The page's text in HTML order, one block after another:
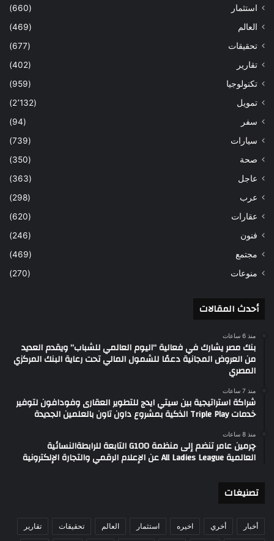
استثمار
(660)
العالم
(469)
تحقيقات
(677)
تقارير
(402)
تكنولوجيا
(959)
تمويل
(2٬132)
سفر
(94)
سيارات
(739)
صحة
(350)
عاجل
(363)
عرب
(298)
عقارات
(620)
فنون
(246)
مجتمع
(469)
منوعات
(270)
أحدث المقالات
منذ 6 ساعات
بنك مصر يشارك في فعالية “اليوم العالمي للشباب” ويقدم العديد
من العروض المجانية دعمًا للشمول المالي تحت رعاية البنك المركزي
المصري
منذ 7 ساعات
شراكة استراتيجية بين سيتي ايدج للتطوير العقارى وفودافون لتوفير
خدمات Triple Play الذكية بمشروع داون تاون بالعلمين الجديدة
منذ 8 ساعات
چرمين عامر تنضم إلى منظمة G100 التابعة للرابطةالنسائية
العالمية All Ladies League عن الإعلام الرقمي والتجارة الإلكترونية
تصنيغات
أخبار أخري اخيره استثمار العالم تحقيقات تقارير